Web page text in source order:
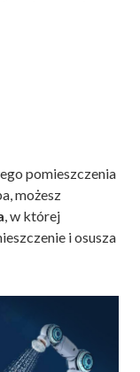
pomieszczenia
możesz
, w której
i osusza